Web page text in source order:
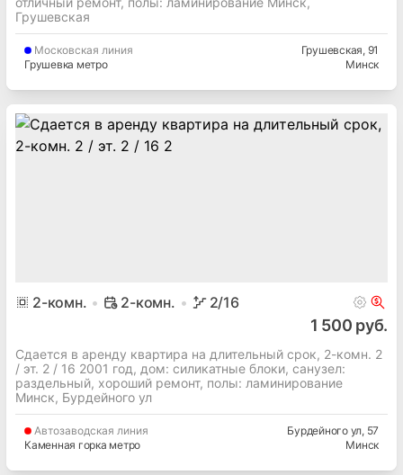
Грушевская
Московская линия
Грушевка метро
Грушевская, 91
Минск
2-комн. 2-комн. 2/16
1 500 руб.
Сдается в аренду квартира на длительный срок, 2-комн. 2
/ эт. 2 / 16 2001 год, дом: силикатные блоки, cанузел:
раздельный, хороший ремонт, полы: ламинирование
Минск, Бурдейного ул
Автозаводская линия
Каменная горка метро
Бурдейного ул, 57
Минск